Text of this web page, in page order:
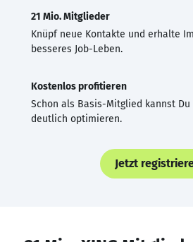
21 Mio. Mitglieder
Knüpf neue Kontakte und erhalte
besseres Job-Leben.
Kostenlos profitieren
Schon als Basis-Mitglied kannst Du
deutlich optimieren.
Jetzt